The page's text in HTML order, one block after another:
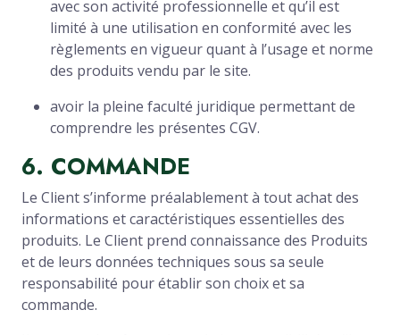
avec son activité professionnelle et qu’il est
limité à une utilisation en conformité avec les
règlements en vigueur quant à l’usage et norme
des produits vendu par le site.
avoir la pleine faculté juridique permettant de
comprendre les présentes CGV.
6. COMMANDE
Le Client s’informe préalablement à tout achat des
informations et caractéristiques essentielles des
produits. Le Client prend connaissance des Produits
et de leurs données techniques sous sa seule
responsabilité pour établir son choix et sa
commande.